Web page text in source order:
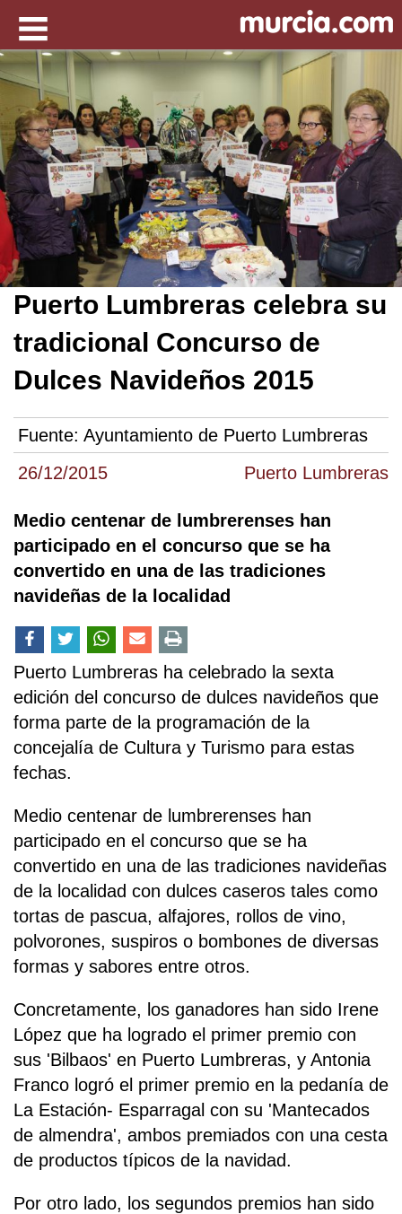
26/12/2015 Puerto Lumbreras
Puerto Lumbreras celebra su
tradicional Concurso de
Dulces Navideños 2015
Fuente: Ayuntamiento de Puerto Lumbreras
Medio centenar de lumbrerenses han
participado en el concurso que se ha
convertido en una de las tradiciones
navideñas de la localidad
Puerto Lumbreras ha celebrado la sexta
edición del concurso de dulces navideños que
forma parte de la programación de la
concejalía de Cultura y Turismo para estas
fechas.
Medio centenar de lumbrerenses han
participado en el concurso que se ha
convertido en una de las tradiciones navideñas
de la localidad con dulces caseros tales como
tortas de pascua, alfajores, rollos de vino,
polvorones, suspiros o bombones de diversas
formas y sabores entre otros.
Concretamente, los ganadores han sido Irene
López que ha logrado el primer premio con
sus 'Bilbaos' en Puerto Lumbreras, y Antonia
Franco logró el primer premio en la pedanía de
La Estación- Esparragal con su 'Mantecados
de almendra', ambos premiados con una cesta
de productos típicos de la navidad.
Por otro lado, los segundos premios han sido